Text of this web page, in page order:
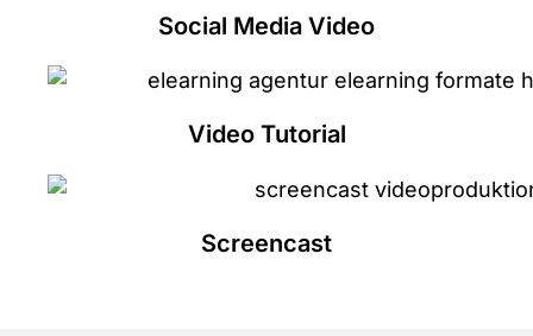
Social Media Video
Video Tutorial
Screencast